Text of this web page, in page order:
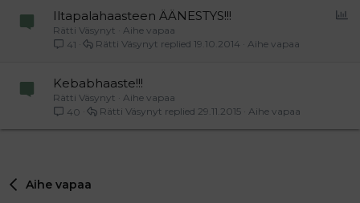
Iltapalahaasteen ÄÄNESTYS!!!
Rätti Väsynyt
Aihe vapaa
41
Aihe vapaa
19.10.2014
Rätti Väsynyt
Kebabhaaste!!!
Rätti Väsynyt
Aihe vapaa
40
Aihe vapaa
29.11.2015
Rätti Väsynyt
Aihe vapaa